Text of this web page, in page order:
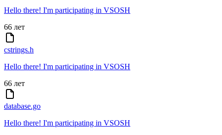
Hello there! I'm participating in VSOSH
66 лет
cstrings.h
Hello there! I'm participating in VSOSH
66 лет
database.go
Hello there! I'm participating in VSOSH